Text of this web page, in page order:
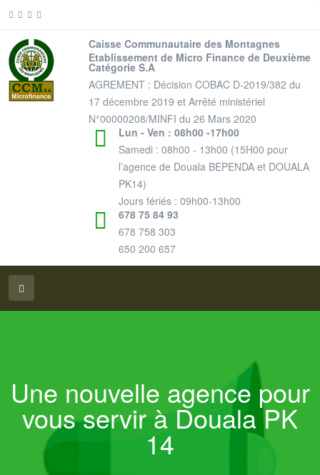
Caisse Communautaire des Montagnes
Etablissement de Micro Finance de Deuxième
Catégorie S.A
AGREMENT : Décision COBAC D-2019/382 du
17 décembre 2019 et Arrêté ministériel
N°00000208/MINFI du 26 Mars 2020
Lun - Ven : 08h00 -17h00
Samedi : 08h00 - 13h00 (15H00 pour
l’agence de Douala BEPENDA et DOUALA
PK14)
Jours fériés : 09h00-13h00
678 75 84 93
678 758 303
650 200 657
Une nouvelle agence pour
vous servir à Douala PK
14